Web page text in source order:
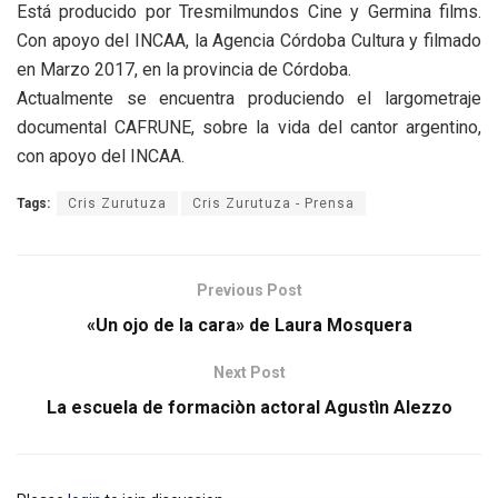
Está producido por Tresmilmundos Cine y Germina films.
Con apoyo del INCAA, la Agencia Córdoba Cultura y filmado
en Marzo 2017, en la provincia de Córdoba.
Actualmente se encuentra produciendo el largometraje
documental CAFRUNE, sobre la vida del cantor argentino,
con apoyo del INCAA.
Tags: Cris Zurutuza Cris Zurutuza - Prensa
Previous Post
«Un ojo de la cara» de Laura Mosquera
Next Post
La escuela de formaciòn actoral Agustìn Alezzo